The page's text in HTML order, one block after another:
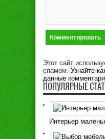
Этот сайт
спамом. Узнайте
данные
ПОПУЛЯРНЫЕ
Интерьер